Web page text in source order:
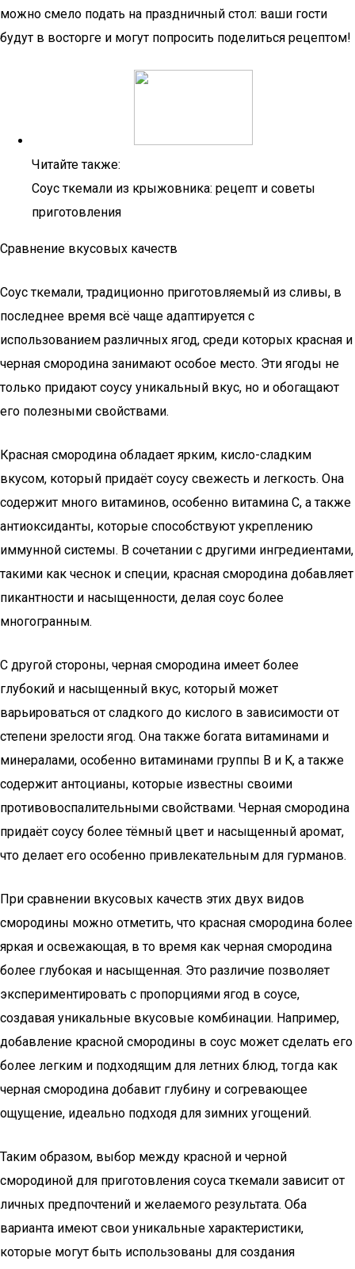
можно смело подать на праздничный стол: ваши гости
будут в восторге и могут попросить поделиться рецептом!
Читайте также:
Соус ткемали из крыжовника: рецепт и советы
приготовления
Сравнение вкусовых качеств
Соус ткемали, традиционно приготовляемый из сливы, в
последнее время всё чаще адаптируется с
использованием различных ягод, среди которых красная и
черная смородина занимают особое место. Эти ягоды не
только придают соусу уникальный вкус, но и обогащают
его полезными свойствами.
Красная смородина обладает ярким, кисло-сладким
вкусом, который придаёт соусу свежесть и легкость. Она
содержит много витаминов, особенно витамина C, а также
антиоксиданты, которые способствуют укреплению
иммунной системы. В сочетании с другими ингредиентами,
такими как чеснок и специи, красная смородина добавляет
пикантности и насыщенности, делая соус более
многогранным.
С другой стороны, черная смородина имеет более
глубокий и насыщенный вкус, который может
варьироваться от сладкого до кислого в зависимости от
степени зрелости ягод. Она также богата витаминами и
минералами, особенно витаминами группы B и K, а также
содержит антоцианы, которые известны своими
противовоспалительными свойствами. Черная смородина
придаёт соусу более тёмный цвет и насыщенный аромат,
что делает его особенно привлекательным для гурманов.
При сравнении вкусовых качеств этих двух видов
смородины можно отметить, что красная смородина более
яркая и освежающая, в то время как черная смородина
более глубокая и насыщенная. Это различие позволяет
экспериментировать с пропорциями ягод в соусе,
создавая уникальные вкусовые комбинации. Например,
добавление красной смородины в соус может сделать его
более легким и подходящим для летних блюд, тогда как
черная смородина добавит глубину и согревающее
ощущение, идеально подходя для зимних угощений.
Таким образом, выбор между красной и черной
смородиной для приготовления соуса ткемали зависит от
личных предпочтений и желаемого результата. Оба
варианта имеют свои уникальные характеристики,
которые могут быть использованы для создания